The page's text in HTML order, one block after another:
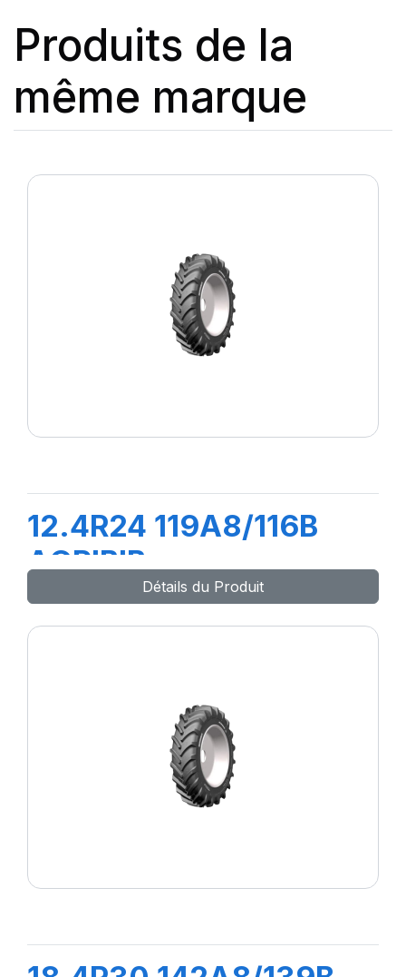
Produits de la
même marque
12.4R24 119A8/116B
AGRIBIB
Détails du Produit